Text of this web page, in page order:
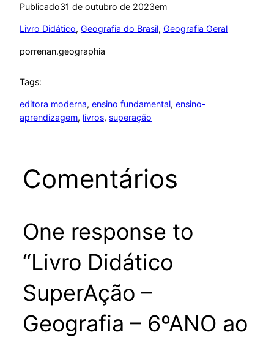
Publicado31 de outubro de 2023em
Livro Didático, Geografia do Brasil, Geografia Geral
porrenan.geographia
Tags:
editora moderna, ensino fundamental, ensino-
aprendizagem, livros, superação
Comentários
One response to
“Livro Didático
SuperAção –
Geografia – 6ºANO ao